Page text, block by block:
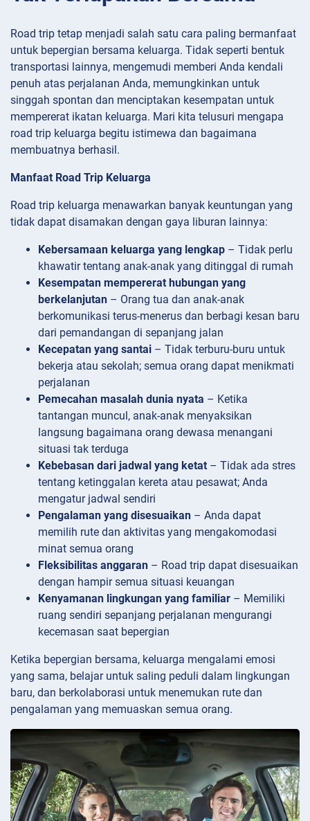
Road trip tetap menjadi salah satu cara paling bermanfaat
untuk bepergian bersama keluarga. Tidak seperti bentuk
transportasi lainnya, mengemudi memberi Anda kendali
penuh atas perjalanan Anda, memungkinkan untuk
singgah spontan dan menciptakan kesempatan untuk
mempererat ikatan keluarga. Mari kita telusuri mengapa
road trip keluarga begitu istimewa dan bagaimana
membuatnya berhasil.
Manfaat Road Trip Keluarga
Road trip keluarga menawarkan banyak keuntungan yang
tidak dapat disamakan dengan gaya liburan lainnya:
Kebersamaan keluarga yang lengkap – Tidak perlu
khawatir tentang anak-anak yang ditinggal di rumah
Kesempatan mempererat hubungan yang
berkelanjutan – Orang tua dan anak-anak
berkomunikasi terus-menerus dan berbagi kesan baru
dari pemandangan di sepanjang jalan
Kecepatan yang santai – Tidak terburu-buru untuk
bekerja atau sekolah; semua orang dapat menikmati
perjalanan
Pemecahan masalah dunia nyata – Ketika
tantangan muncul, anak-anak menyaksikan
langsung bagaimana orang dewasa menangani
situasi tak terduga
Kebebasan dari jadwal yang ketat – Tidak ada stres
tentang ketinggalan kereta atau pesawat; Anda
mengatur jadwal sendiri
Pengalaman yang disesuaikan – Anda dapat
memilih rute dan aktivitas yang mengakomodasi
minat semua orang
Fleksibilitas anggaran – Road trip dapat disesuaikan
dengan hampir semua situasi keuangan
Kenyamanan lingkungan yang familiar – Memiliki
ruang sendiri sepanjang perjalanan mengurangi
kecemasan saat bepergian
Ketika bepergian bersama, keluarga mengalami emosi
yang sama, belajar untuk saling peduli dalam lingkungan
baru, dan berkolaborasi untuk menemukan rute dan
pengalaman yang memuaskan semua orang.